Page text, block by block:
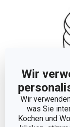
Wir
Wir
was Sie
Kochen und
Andere